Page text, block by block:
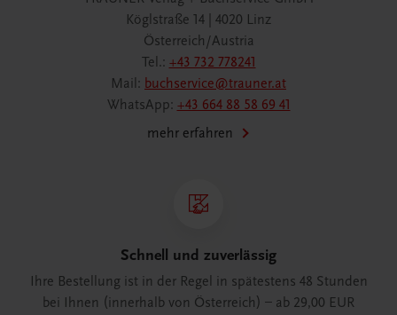
Köglstraße 14 | 4020 Linz
Österreich/Austria
Tel.: +43 732 778241
Mail: buchservice@trauner.at
WhatsApp: +43 664 88 58 69 41
mehr erfahren
Schnell und zuverlässig
Ihre Bestellung ist in der Regel in spätestens 48 Stunden
bei Ihnen (innerhalb von Österreich) – ab 29,00 EUR